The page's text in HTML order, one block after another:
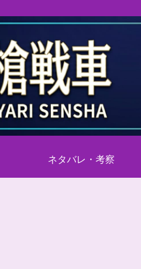
ネタバレ・考察